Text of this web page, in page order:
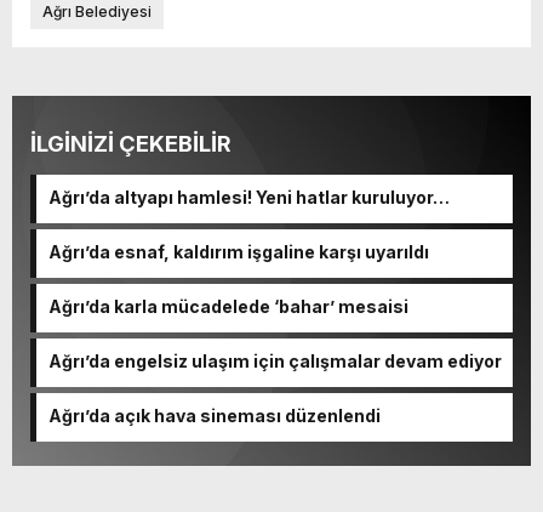
Ağrı Belediyesi
İLGİNİZİ ÇEKEBİLİR
Ağrı’da altyapı hamlesi! Yeni hatlar kuruluyor…
Ağrı’da esnaf, kaldırım işgaline karşı uyarıldı
Ağrı’da karla mücadelede ‘bahar’ mesaisi
Ağrı’da engelsiz ulaşım için çalışmalar devam ediyor
Ağrı’da açık hava sineması düzenlendi